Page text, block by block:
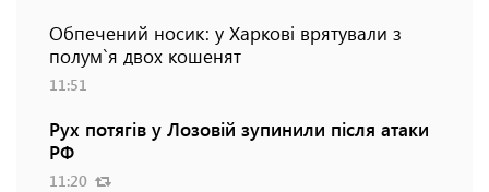
Обпечений носик: у Харкові врятували з
полум`я двох кошенят
11:51
Рух потягів у Лозовій зупинили після атаки
РФ
11:20